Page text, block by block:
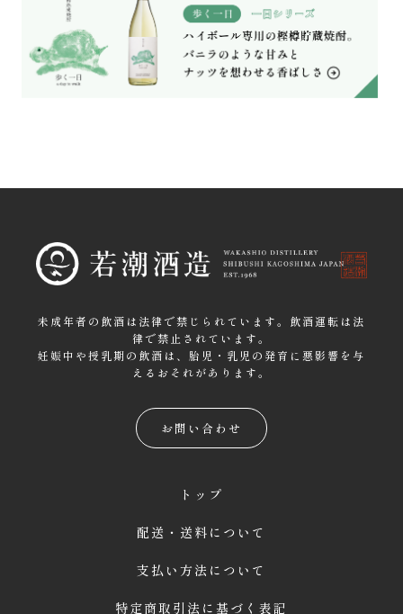
未成年者の飲酒は法律で禁じられています。飲酒運転は法
律で禁止されています。
妊娠中や授乳期の飲酒は、胎児・乳児の発育に悪影響を与
えるおそれがあります。
お問い合わせ
トップ
配送・送料について
支払い方法について
特定商取引法に基づく表記